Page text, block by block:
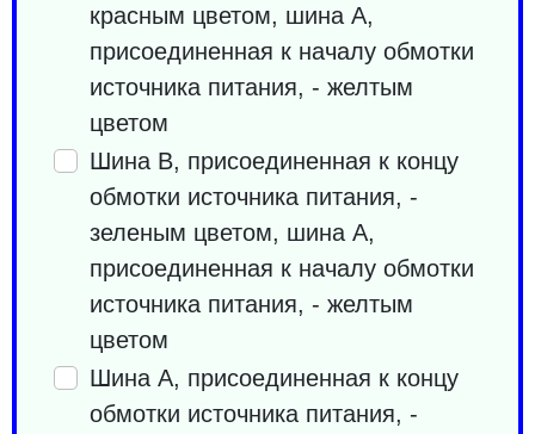
красным цветом, шина A,
присоединенная к началу обмотки
источника питания, - желтым
цветом
Шина B, присоединенная к концу
обмотки источника питания, -
зеленым цветом, шина A,
присоединенная к началу обмотки
источника питания, - желтым
цветом
Шина А, присоединенная к концу
обмотки источника питания, -